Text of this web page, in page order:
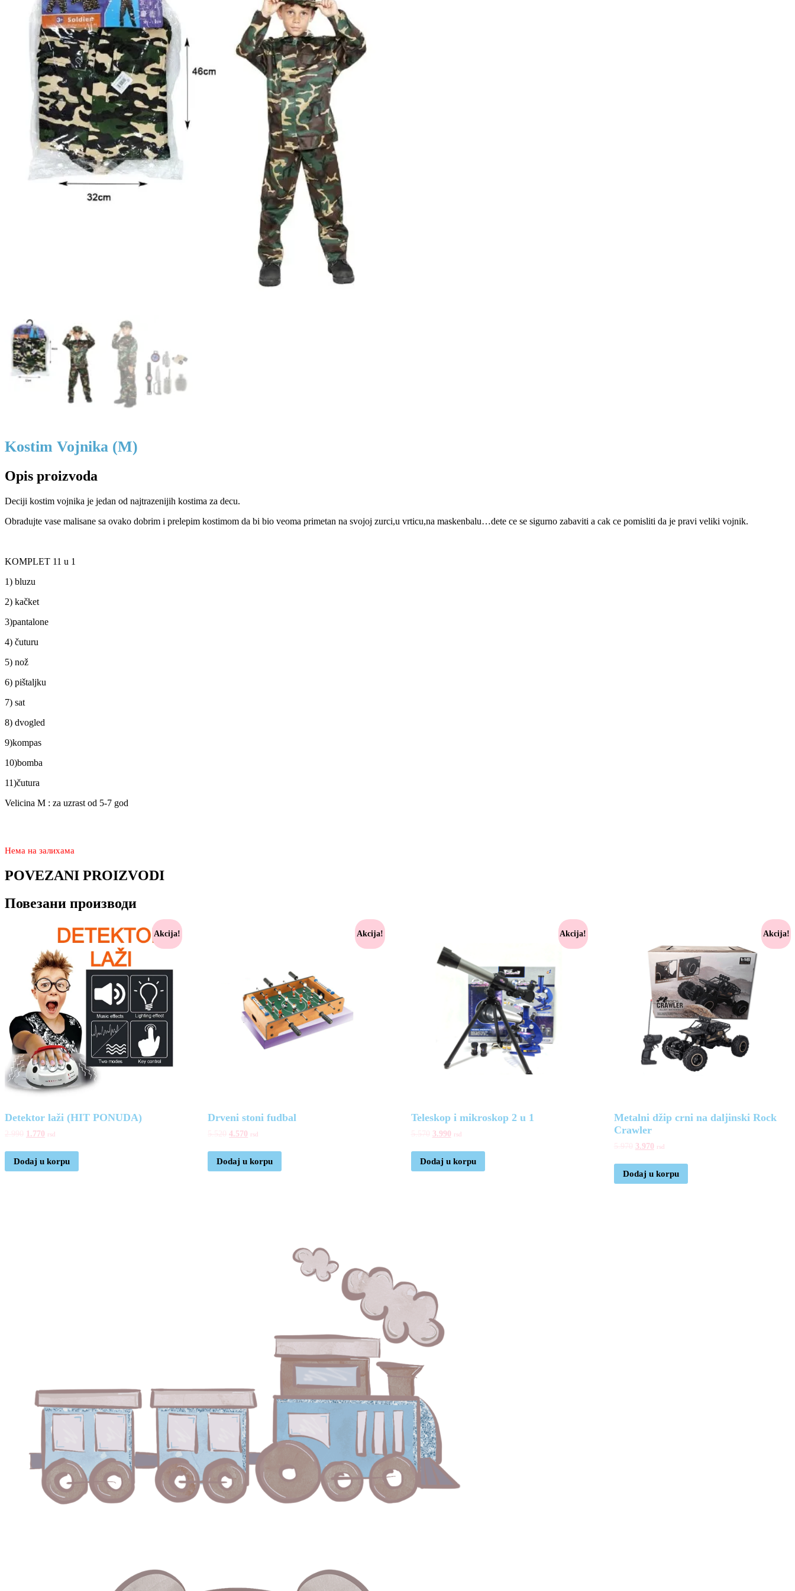
Kostim Vojnika (M)
Opis proizvoda
Deciji kostim vojnika je jedan od najtrazenijih kostima za decu.
Obradujte vase malisane sa ovako dobrim i prelepim kostimom da bi bio veoma primetan na svojoj zurci,u vrticu,na maskenbalu…dete ce se sigurno zabaviti a cak ce pomisliti da je pravi veliki vojnik.
KOMPLET 11 u 1
1) bluzu
2) kačket
3)pantalone
4) čuturu
5) nož
6) pištaljku
7) sat
8) dvogled
9)kompas
10)bomba
11)čutura
Velicina M : za uzrast od 5-7 god
Нема на залихама
POVEZANI PROIZVODI
Повезани производи
Akcija!
Detektor laži (HIT PONUDA)
1.770 rsd
Dodaj u korpu
Akcija!
Drveni stoni fudbal
4.570 rsd
Dodaj u korpu
Akcija!
Teleskop i mikroskop 2 u 1
3.990 rsd
Dodaj u korpu
Akcija!
Metalni džip crni na daljinski Rock
Crawler
3.970 rsd
Dodaj u korpu